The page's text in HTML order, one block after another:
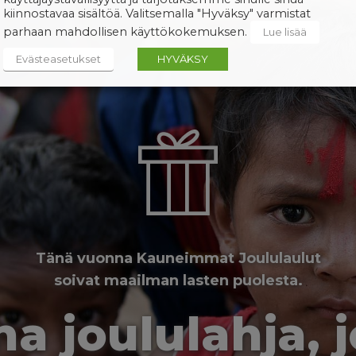
Tänä vuonna Kauneimmat Joululaulut
soivat maailman lasten puolesta.
joululahja,
kiinnostavaa sisältöä. Valitsemalla "Hyväksy" varmistat
parhaan mahdollisen käyttökokemuksen.
Lue lisää
Evästeasetukset HYVÄKSY